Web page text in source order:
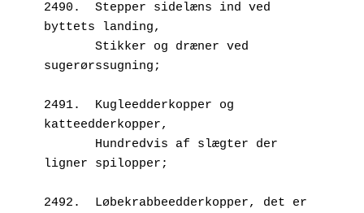
2490.  Stepper sidelæns ind ved
byttets landing,
sugerørssugning;
2491.  Kugleedderkopper og
katteedderkopper,
ligner spilopper;
2492.  Løbekrabbeedderkopper, det er